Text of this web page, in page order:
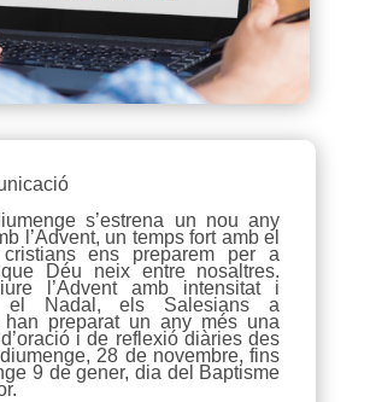
s’estrena un nou any
l’Advent, un temps fort amb el
ens preparem per a
Déu neix entre nosaltres.
l’Advent amb intensitat i
el Nadal, els Salesians a
han preparat un any més una
i de reflexió diàries des
28 de novembre, fins
9 de gener, dia del Baptisme